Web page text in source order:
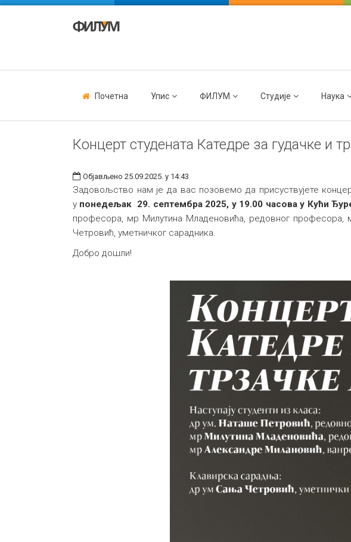
Почетна Упис ФИЛУМ Студије Наука
Концерт студената Катедре за гудачке и
Објављено 25.09.2025. у 14:43
Задовољство нам је да вас позовемо да присуствујете
у понедељак 29. септембра 2025, у 19.00 часова у Кући
професора, мр Милутина Младеновића, редовног
Четровић, уметничког сарадника.
Добро дошли!